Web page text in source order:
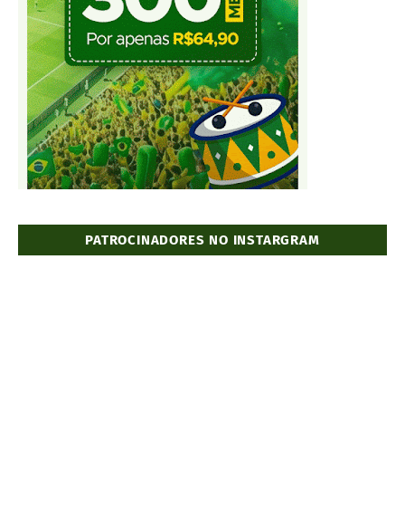
PATROCINADORES NO INSTARGRAM